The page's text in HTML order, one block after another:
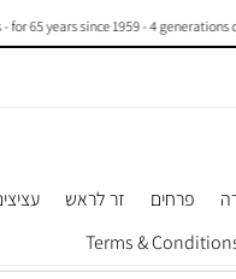
since 1959 - 4 generations of
פרחים זר לראש